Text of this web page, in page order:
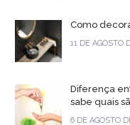
Como
11 DE AGOSTO
Diferença
sabe quais
6 DE AGOSTO